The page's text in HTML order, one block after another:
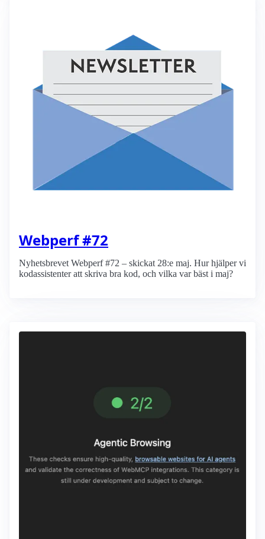
Webperf #72
Nyhetsbrevet Webperf #72 – skickat 28:e maj. Hur hjälper vi
kodassistenter att skriva bra kod, och vilka var bäst i maj?